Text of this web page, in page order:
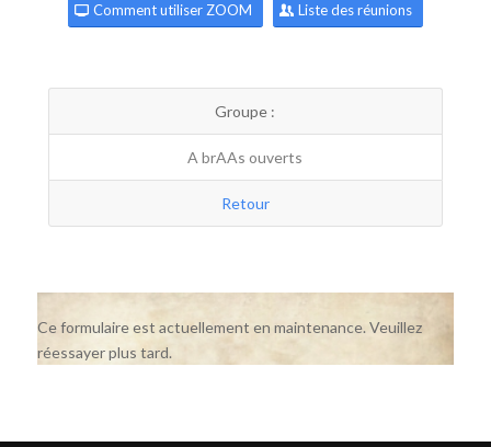
Comment utiliser ZOOM Liste des réunions
Groupe :
A brAAs ouverts
Retour
Ce formulaire est actuellement en maintenance. Veuillez
réessayer plus tard.